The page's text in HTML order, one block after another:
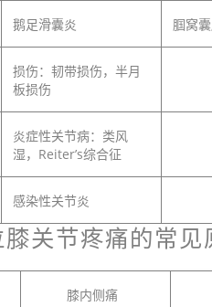
鹅足滑囊炎 腘窝
损伤：韧带损伤，半月
板损伤
炎症性关节病：类风
湿，Reiter’s综合征
感染性关节炎
关节疼痛的常见
膝内侧痛